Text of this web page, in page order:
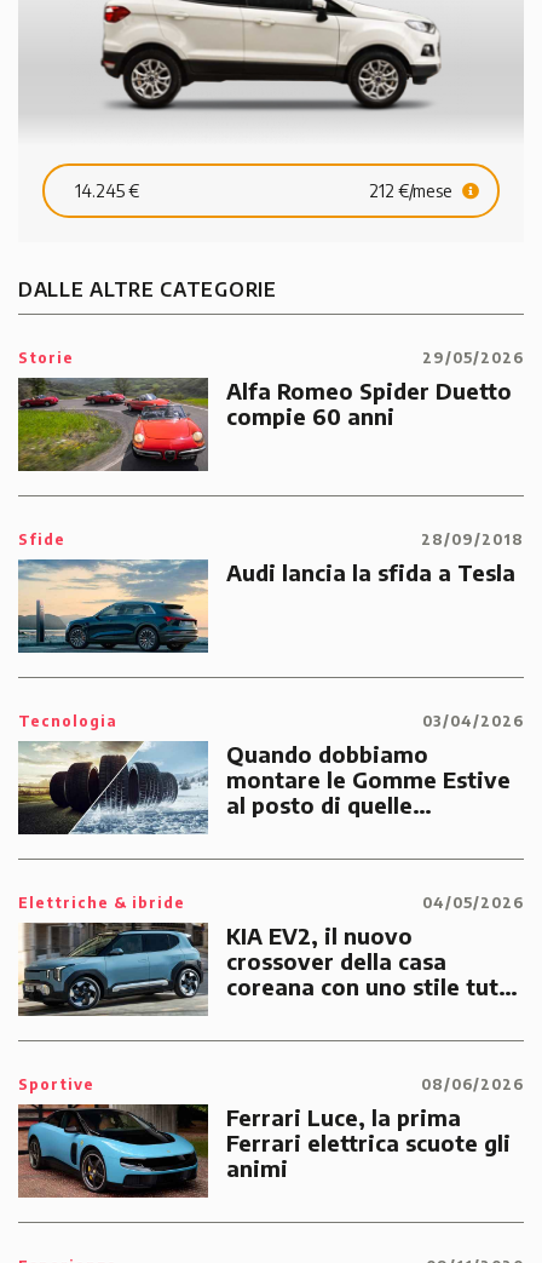
14.245 € 212 €/mese
DALLE ALTRE CATEGORIE
Storie 29/05/2026
Alfa Romeo Spider Duetto
compie 60 anni
Sfide 28/09/2018
Audi lancia la sfida a Tesla
Tecnologia 03/04/2026
Quando dobbiamo
montare le Gomme Estive
al posto di quelle
Elettriche & ibride 04/05/2026
KIA EV2, il nuovo
crossover della casa
coreana con uno stile tutto
Sportive 08/06/2026
Ferrari Luce, la prima
Ferrari elettrica scuote gli
animi